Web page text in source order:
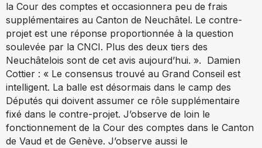
la Cour des comptes et occasionnera peu de frais
supplémentaires au Canton de Neuchâtel. Le contre-
projet est une réponse proportionnée à la question
soulevée par la CNCI. Plus des deux tiers des
Neuchâtelois sont de cet avis aujourd’hui. ». Damien
Cottier : « Le consensus trouvé au Grand Conseil est
intelligent. La balle est désormais dans le camp des
Députés qui doivent assumer ce rôle supplémentaire
fixé dans le contre-projet. J’observe de loin le
fonctionnement de la Cour des comptes dans le Canton
de Vaud et de Genève. J’observe aussi le